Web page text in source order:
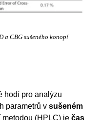
a CBG sušeného konopí
hodí pro analýzu
parametrů v sušeném
(HPLC) je čas